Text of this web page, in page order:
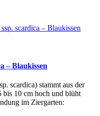
– Blaukissen
scardica) stammt aus der
bis 10 cm hoch und blüht
im Ziergarten: